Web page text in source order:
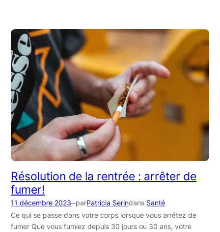
Résolution de la rentrée : arrêter de
fumer!
11 décembre 2023–parPatricia Serindans Santé
Ce qui se passe dans votre corps lorsque vous arrêtez de
fumer Que vous fumiez depuis 30 jours ou 30 ans, votre